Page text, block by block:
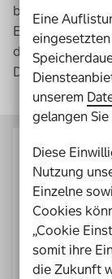
besondere
Erleben
die Erfahrungen
Deutschland
Eine
unserem
gelangen Sie
Diese
Nutzung
Einzelne
Cookies
„Cookie
somit ihre
die Zukunft